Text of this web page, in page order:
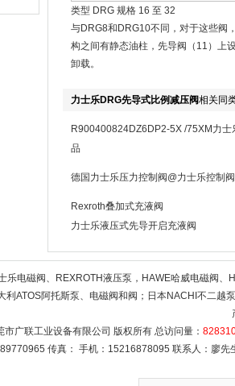
类型 DRG 规格 16 至 32
与DRG8和DRG10不同，对于这些阀
构之间有静态油柱，先导阀（11）上
卸载。
力士乐DRG先导式比例减压阀相关同
R900400824DZ6DP2-5X /75XM力士
品
德国力士乐压力控制阀@力士乐控制阀
Rexroth叠加式充液阀
力士乐液压式先导开启充液阀
乐电磁阀、REXROTH液压泵，HAWE哈威电磁阀
利ATOS阿托斯泵、电磁阀和阀；日本NACHI不二
市广联工业设备有限公司 版权所有 总访问量：
传真： 手机：15216878095 联系人：廖先